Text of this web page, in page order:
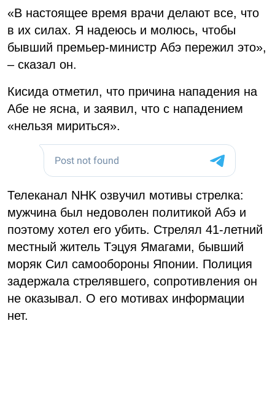
«В настоящее время врачи делают все, что
в их силах. Я надеюсь и молюсь, чтобы
бывший премьер-министр Абэ пережил это»,
– сказал он.
Кисида отметил, что причина нападения на
Абе не ясна, и заявил, что с нападением
«нельзя мириться».
Телеканал NHK озвучил мотивы стрелка:
мужчина был недоволен политикой Абэ и
поэтому хотел его убить. Стрелял 41-летний
местный житель Тэцуя Ямагами, бывший
моряк Сил самообороны Японии. Полиция
задержала стрелявшего, сопротивления он
не оказывал. О его мотивах информации
нет.